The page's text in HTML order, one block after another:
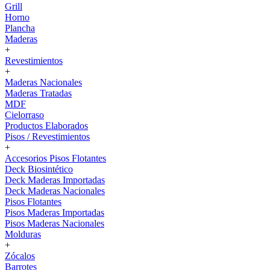
Grill
Horno
Plancha
Maderas
+
Revestimientos
+
Maderas Nacionales
Maderas Tratadas
MDF
Cielorraso
Productos Elaborados
Pisos / Revestimientos
+
Accesorios Pisos Flotantes
Deck Biosintético
Deck Maderas Importadas
Deck Maderas Nacionales
Pisos Flotantes
Pisos Maderas Importadas
Pisos Maderas Nacionales
Molduras
+
Zócalos
Barrotes